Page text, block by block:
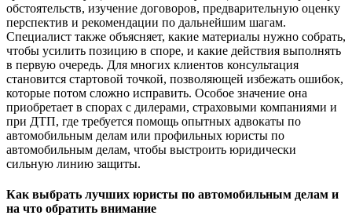
обстоятельств, изучение договоров, предварительную оценку
перспектив и рекомендации по дальнейшим шагам.
Специалист также объясняет, какие материалы нужно собрать,
чтобы усилить позицию в споре, и какие действия выполнять
в первую очередь. Для многих клиентов консультация
становится стартовой точкой, позволяющей избежать ошибок,
которые потом сложно исправить. Особое значение она
приобретает в спорах с дилерами, страховыми компаниями и
при ДТП, где требуется помощь опытных адвокаты по
автомобильным делам или профильных юристы по
автомобильным делам, чтобы выстроить юридически
сильную линию защиты.
Как выбрать лучших юристы по автомобильным делам и
на что обратить внимание